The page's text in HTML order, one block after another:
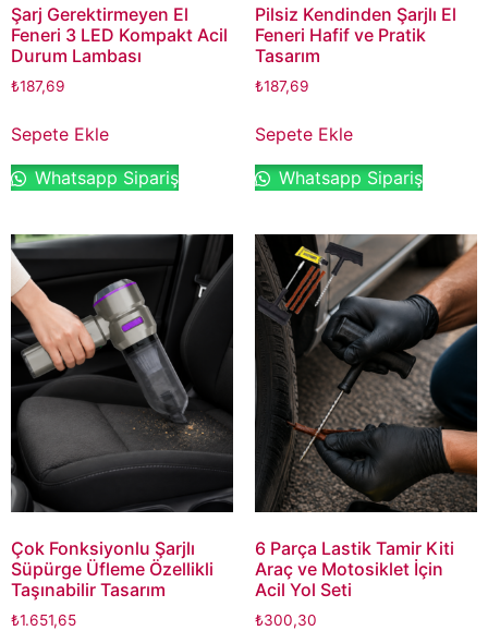
Şarj Gerektirmeyen El
Feneri 3 LED Kompakt Acil
Durum Lambası
₺187,69
Sepete Ekle
Whatsapp Sipariş
Pilsiz Kendinden Şarjlı El
Feneri Hafif ve Pratik
Tasarım
₺187,69
Sepete Ekle
Whatsapp Sipariş
Çok Fonksiyonlu Şarjlı
Süpürge Üfleme Özellikli
Taşınabilir Tasarım
₺1.651,65
6 Parça Lastik Tamir Kiti
Araç ve Motosiklet İçin
Acil Yol Seti
₺300,30